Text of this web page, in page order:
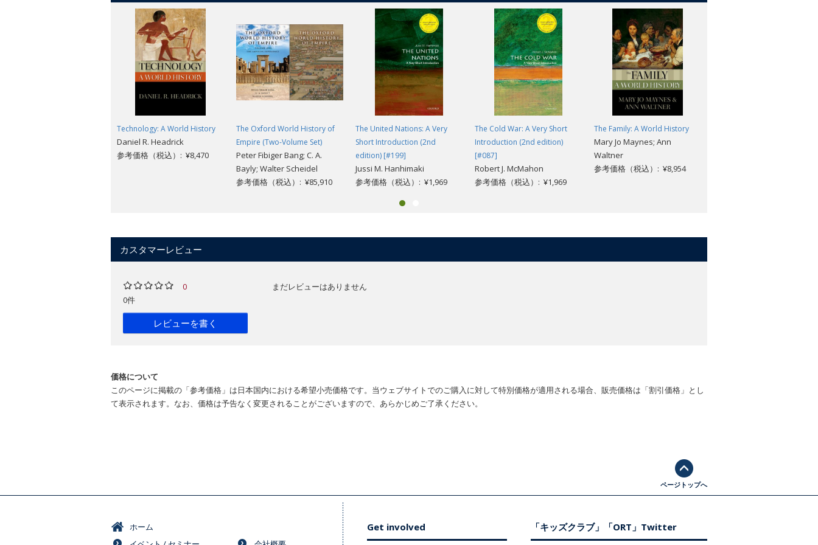
Technology: A World History
Daniel R. Headrick
参考価格（税込）: ¥8,470
The Oxford World History of
Empire (Two-Volume Set)
Peter Fibiger Bang; C. A.
Bayly; Walter Scheidel
参考価格（税込）: ¥85,910
The United Nations: A Very
Short Introduction (2nd
edition) [#199]
Jussi M. Hanhimaki
参考価格（税込）: ¥1,969
The Cold War: A Very Short
Introduction (2nd edition)
[#087]
Robert J. McMahon
参考価格（税込）: ¥1,969
The Family: A World History
Mary Jo Maynes; Ann
Waltner
参考価格（税込）: ¥8,954
カスタマーレビュー
0
0件
レビューを書く
まだレビューはありません
価格について
このページに掲載の「参考価格」は日本国内における希望小売価格です。当ウェブサイトでのご購入に対して特別価格が適用される場合、販売価格は「割引価格」とし
て表示されます。なお、価格は予告なく変更されることがございますので、あらかじめご了承ください。
ページトップへ
ホーム
Get involved 「キッズクラブ」「ORT」Twitter